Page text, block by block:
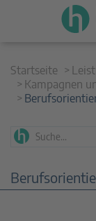
Startseite
Kampagnen